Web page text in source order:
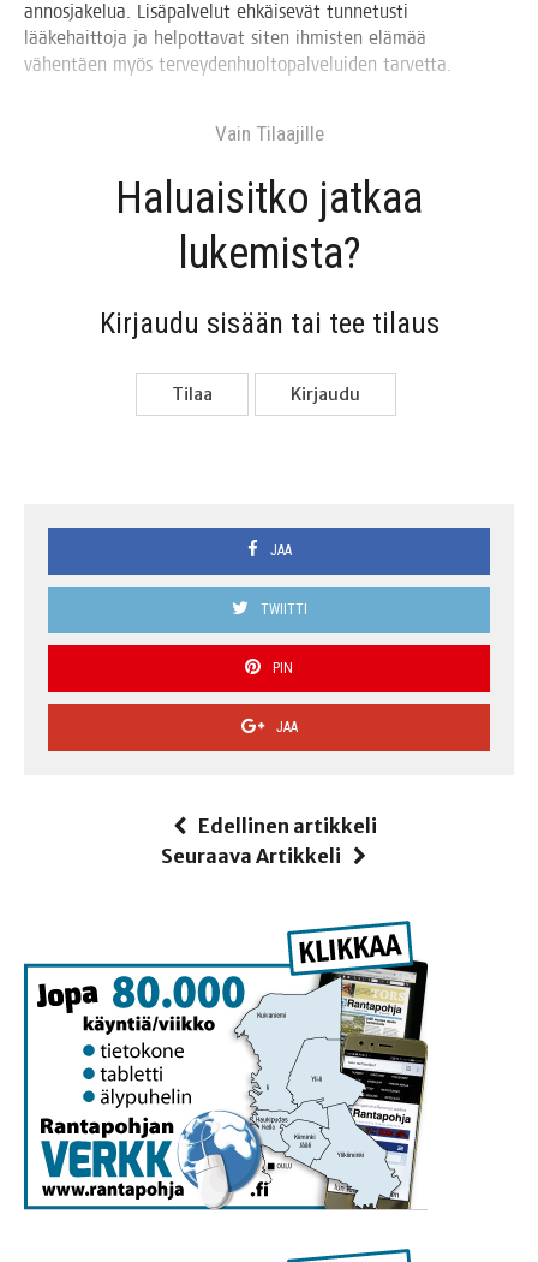
annos­ja­ke­lua. Lisä­pal­ve­lut ehkäi­se­vät tun­ne­tus­ti
lää­ke­hait­to­ja ja hel­pot­ta­vat siten ihmis­ten elä­mää
vähen­täen myös ter­vey­den­huol­to­pal­ve­lui­den tarvetta.
Vain Tilaa­jil­le
Haluai­sit­ko jat­kaa
lukemista?
Kir­jau­du sisään tai tee tilaus
Tilaa Kir­jau­du
JAA
TWIITTI
PIN
JAA
Edellinen artikkeli
Seuraava Artikkeli